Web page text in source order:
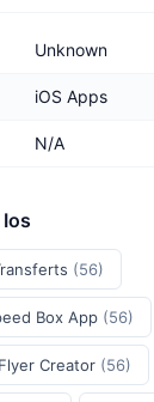
Unknown
iOS Apps
N/A
Ios
(56)
Box App (56)
Creator (56)